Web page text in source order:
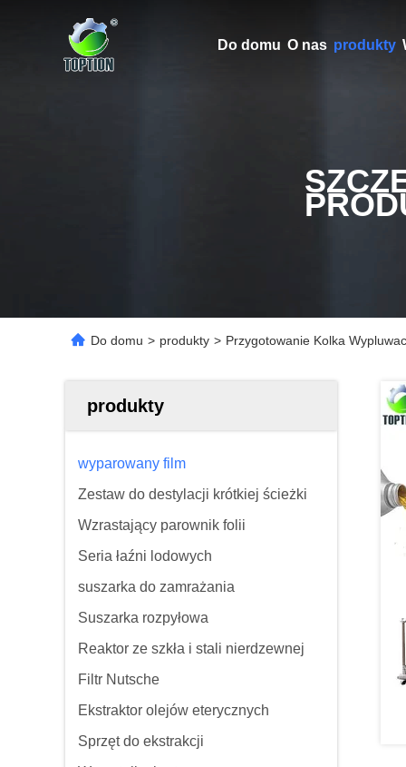
Do domu O nas produkty
Do domu > produkty > Przygotowanie Kolka
produkty
wyparowany film
Zestaw do destylacji krótkiej ścieżki
Wzrastający parownik folii
Seria łaźni lodowych
suszarka do zamrażania
Suszarka rozpyłowa
Reaktor ze szkła i stali nierdzewnej
Filtr Nutsche
Ekstraktor olejów eterycznych
Sprzęt do ekstrakcji